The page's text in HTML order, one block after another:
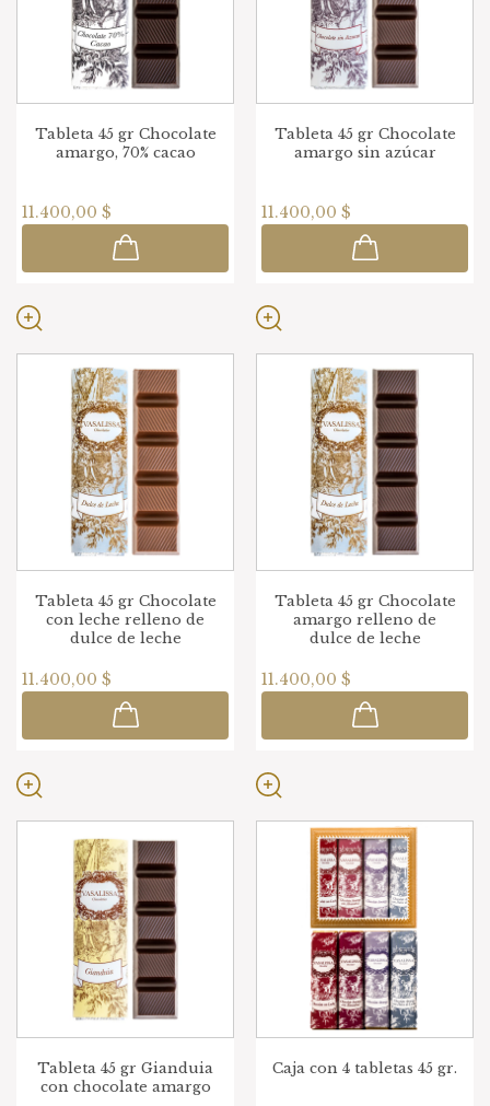
Tableta 45 gr Chocolate
amargo, 70% cacao
11.400,00 $
Tableta 45 gr Chocolate
amargo sin azúcar
11.400,00 $
Tableta 45 gr Chocolate
con leche relleno de
dulce de leche
11.400,00 $
Tableta 45 gr Chocolate
amargo relleno de
dulce de leche
11.400,00 $
Tableta 45 gr Gianduia
con chocolate amargo
Caja con 4 tabletas 45 gr.